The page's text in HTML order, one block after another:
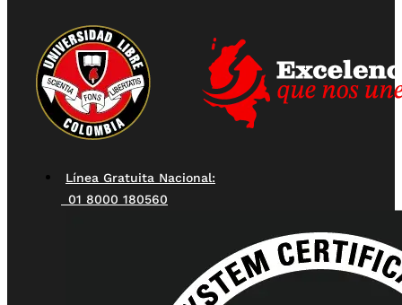
Línea Gratuita Nacional:
01 8000 180560